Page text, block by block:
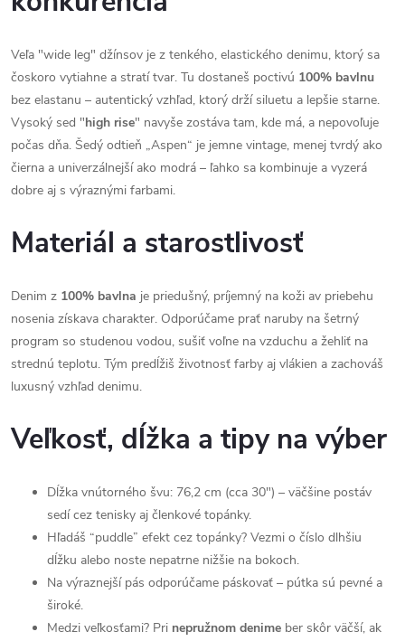
Veľa "wide leg" džínsov je z tenkého, elastického denimu, ktorý sa
čoskoro vytiahne a stratí tvar. Tu dostaneš poctivú 100% bavlnu
bez elastanu – autentický vzhľad, ktorý drží siluetu a lepšie starne.
Vysoký sed "high rise" navyše zostáva tam, kde má, a nepovoľuje
počas dňa. Šedý odtieň „Aspen“ je jemne vintage, menej tvrdý ako
čierna a univerzálnejší ako modrá – ľahko sa kombinuje a vyzerá
dobre aj s výraznými farbami.
Materiál a starostlivosť
Denim z 100% bavlna je priedušný, príjemný na koži av priebehu
nosenia získava charakter. Odporúčame prať naruby na šetrný
program so studenou vodou, sušiť voľne na vzduchu a žehliť na
strednú teplotu. Tým predĺžiš životnosť farby aj vlákien a zachováš
luxusný vzhľad denimu.
Veľkosť, dĺžka a tipy na výber
Dĺžka vnútorného švu: 76,2 cm (cca 30") – väčšine postáv
sedí cez tenisky aj členkové topánky.
Hľadáš “puddle” efekt cez topánky? Vezmi o číslo dlhšiu
dĺžku alebo noste nepatrne nižšie na bokoch.
Na výraznejší pás odporúčame páskovať – pútka sú pevné a
široké.
Medzi veľkosťami? Pri nepružnom denime ber skôr väčší, ak